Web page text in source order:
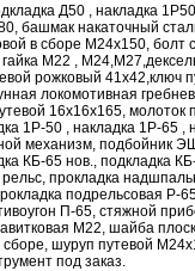
Д50 , накладка
башмак накаточный
в сборе М24х150, болт
М22 ,
рожковый 41х42,ключ
локомотивная
16х16х165,
1Р-50 , накладка 1Р-65
механизм, подбойник
КБ-65 нов., подкладка
прокладка
подрельсовая Р-
П-65, стяжной
М22, шайба
шуруп путевой
под заказ.